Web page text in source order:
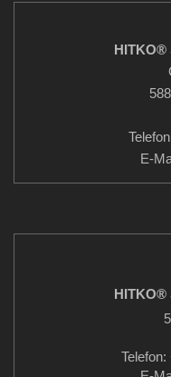
HITKO®
E-
HITKO®